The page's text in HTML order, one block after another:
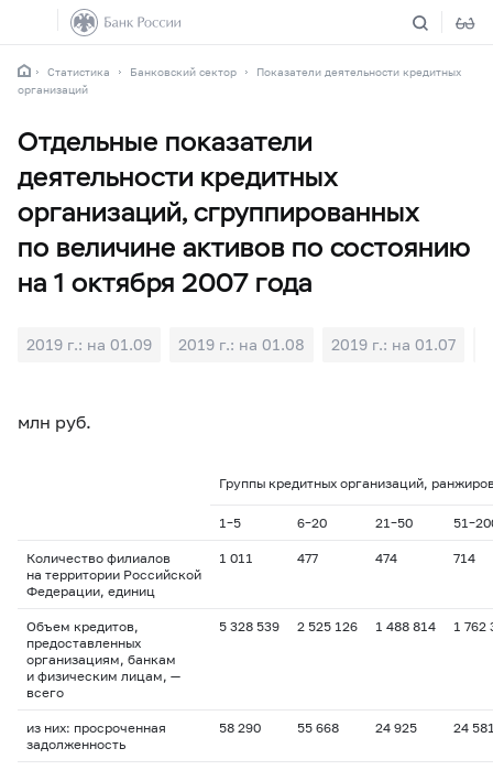
Статистика Банковский сектор
Показатели деятельности кредитных
организаций
Отдельные показатели
деятельности кредитных
организаций, сгруппированных
по величине активов по состоянию
на 1 октября 2007 года
2019 г.: на 01.09 2019 г.: на 01.08 2019 г.: на 01.07
млн руб.
Группы кредитных организаций,
1–5 6–20 21–50
Количество филиалов
на территории Российской
Федерации, единиц
1 011 477 474 714
Объем кредитов,
предоставленных
организациям, банкам
и физическим лицам, —
всего
5 328 539 2 525 126 1 488 814 1 762
из них: просроченная
задолженность
58 290 55 668 24 925 24